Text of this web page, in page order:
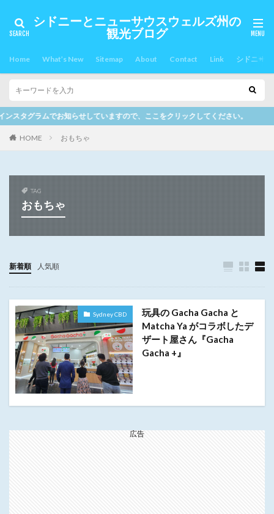
シドニーとニューサウスウェルズ州の
観光ブログ
Home What’s New Sitemap About Contact Link シドニー
いますので、ここをクリックしてください。
HOME おもちゃ
TAG
おもちゃ
新着順 人気順
Sydney CBD
玩具の Gacha Gacha と
Matcha Ya がコラボしたデ
ザート屋さん『Gacha
Gacha +』
広告